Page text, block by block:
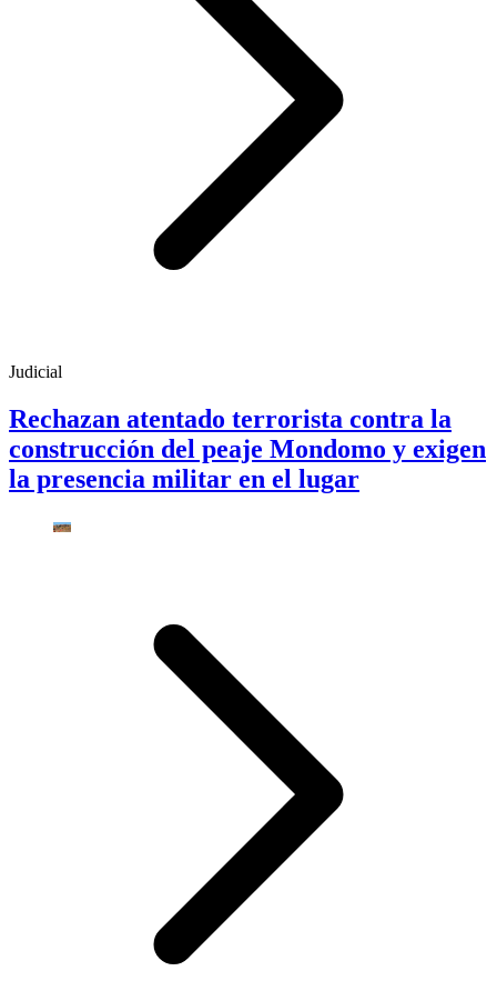
Judicial
Rechazan atentado terrorista contra la
construcción del peaje Mondomo y exigen
la presencia militar en el lugar